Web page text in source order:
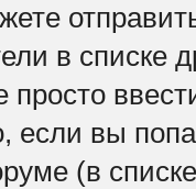
в списке
просто
если вы
(в